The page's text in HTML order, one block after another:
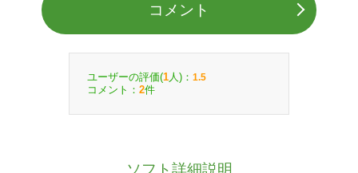
コメント
ユーザーの評価(1 人)： 1.5
コメント： 2件
ソフト詳細説明